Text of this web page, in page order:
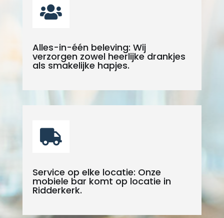

Alles-in-één beleving: Wij
verzorgen zowel heerlijke drankjes
als smakelijke hapjes.

Service op elke locatie: Onze
mobiele bar komt op locatie in
Ridderkerk.